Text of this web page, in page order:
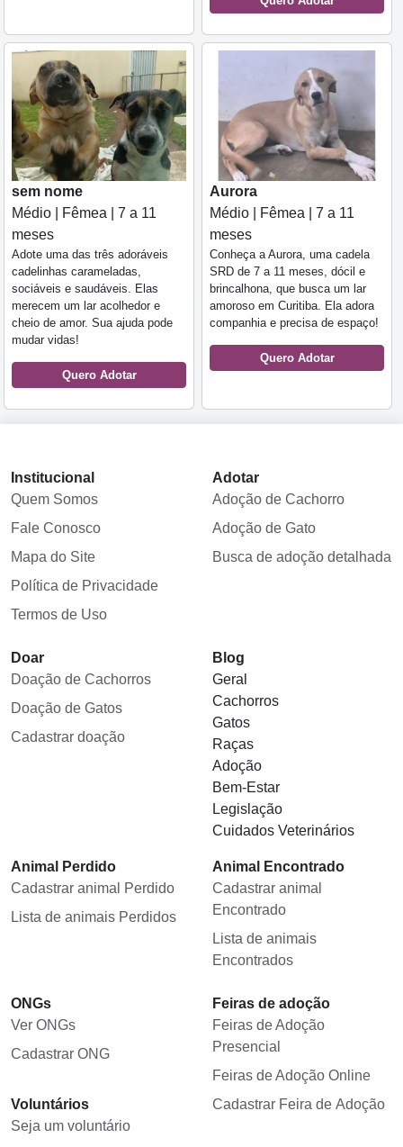
sem nome
Médio | Fêmea | 7 a 11
meses
Adote uma das três adoráveis
cadelinhas carameladas,
sociáveis e saudáveis. Elas
merecem um lar acolhedor e
cheio de amor. Sua ajuda pode
mudar vidas!
Quero Adotar
Aurora
Médio | Fêmea | 7 a 11
meses
Conheça a Aurora, uma cadela
SRD de 7 a 11 meses, dócil e
brincalhona, que busca um lar
amoroso em Curitiba. Ela adora
companhia e precisa de espaço!
Quero Adotar
Institucional
Quem Somos
Fale Conosco
Mapa do Site
Política de Privacidade
Termos de Uso
Adotar
Adoção de Cachorro
Adoção de Gato
Busca de adoção detalhada
Doar
Doação de Cachorros
Doação de Gatos
Cadastrar doação
Blog
Geral
Cachorros
Gatos
Raças
Adoção
Bem-Estar
Legislação
Cuidados Veterinários
Animal Perdido
Cadastrar animal Perdido
Lista de animais Perdidos
Animal Encontrado
Cadastrar animal
Encontrado
Lista de animais
Encontrados
ONGs
Ver ONGs
Cadastrar ONG
Voluntários
Seja um voluntário
Feiras de adoção
Feiras de Adoção
Presencial
Feiras de Adoção Online
Cadastrar Feira de Adoção